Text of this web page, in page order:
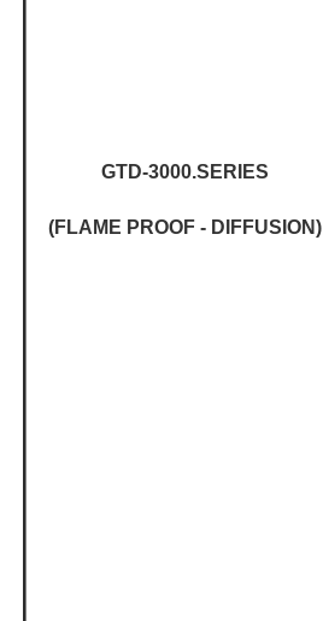
GTD-3000.SERIES
(FLAME PROOF - DIFFUSION)